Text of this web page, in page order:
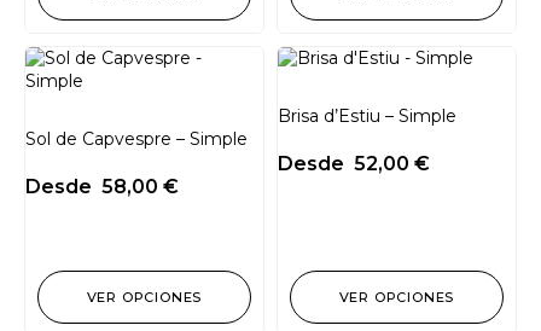
Sol de Capvespre – Simple
Desde 58,00 €
VER OPCIONES
Brisa d’Estiu – Simple
Desde 52,00 €
VER OPCIONES